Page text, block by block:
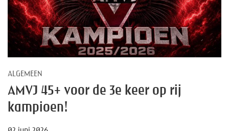
ALGEMEEN
AMVJ 45+ voor de 3e keer op rij
kampioen!